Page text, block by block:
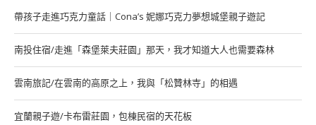
帶孩子走進巧克力童話｜Cona’s 妮娜巧克力夢想城堡親子遊記
南投住宿/走進「森堡萊夫莊園」那天，我才知道大人也需要森林
雲南旅記/在雲南的高原之上，我與「松贊林寺」的相遇
宜蘭親子遊/卡布雷莊園，包棟民宿的天花板